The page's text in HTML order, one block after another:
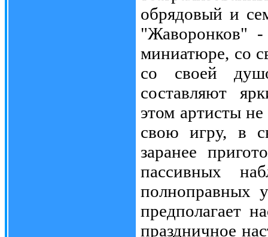
обрядовый и
"Жаворонков" -
миниатюре, со
со своей
составляют
этом артисты
свою игру, в
заранее
пассивных
полноправных
предполагает
праздничное